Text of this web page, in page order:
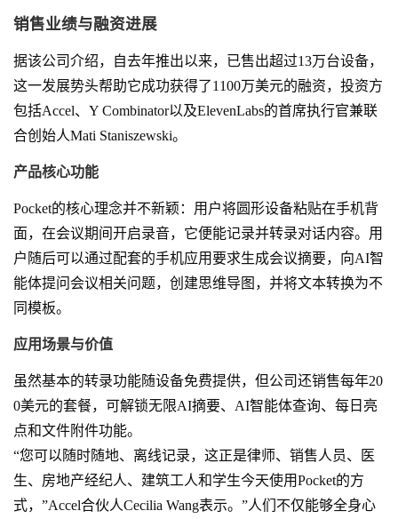
销售业绩与融资进展
据该公司介绍，自去年推出以来，已售出超过13万台设备，
这一发展势头帮助它成功获得了1100万美元的融资，投资方
包括Accel、Y Combinator以及ElevenLabs的首席执行官兼联
合创始人Mati Staniszewski。
产品核心功能
Pocket的核心理念并不新颖：用户将圆形设备粘贴在手机背
面，在会议期间开启录音，它便能记录并转录对话内容。用
户随后可以通过配套的手机应用要求生成会议摘要，向AI智
能体提问会议相关问题，创建思维导图，并将文本转换为不
同模板。
应用场景与价值
虽然基本的转录功能随设备免费提供，但公司还销售每年20
0美元的套餐，可解锁无限AI摘要、AI智能体查询、每日亮
点和文件附件功能。
“您可以随时随地、离线记录，这正是律师、销售人员、医
生、房地产经纪人、建筑工人和学生今天使用Pocket的方
式，”Accel合伙人Cecilia Wang表示。”人们不仅能够全身心